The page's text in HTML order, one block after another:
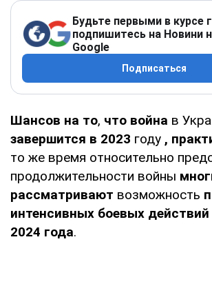
Будьте первыми в курсе
подпишитесь на Новини
Google
Подписаться
Шансов на то, что война в
завершится в 2023 году ,
то же время относительно
продолжительности войны
рассматривают возможность
интенсивных боевых действий
2024 года.